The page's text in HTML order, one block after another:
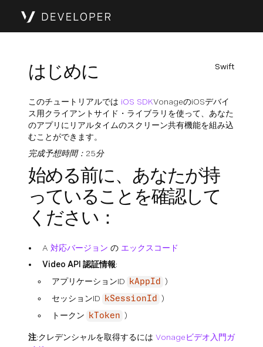
Swift
はじめに
このチュートリアルでは iOS SDKVonageのiOSデバイ
ス用クライアントサイド・ライブラリを使って、あなた
のアプリにリアルタイムのスクリーン共有機能を組み込
むことができます。
完成予想時間：25分
始める前に、あなたが持
っていることを確認して
ください：
A 対応バージョン の エックスコード
Video API 認証情報:
アプリケーションID
kAppId
)
セッションID
kSessionId
)
トークン
kToken )
注:クレデンシャルを取得するには Vonageビデオ入門ガ